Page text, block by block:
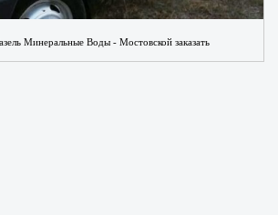
Минеральные Воды - Мостовской заказать